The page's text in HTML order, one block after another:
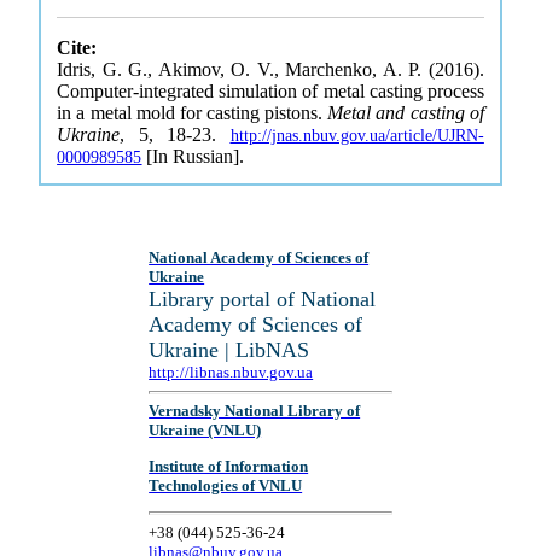
Cite:
Idris, G. G., Akimov, O. V., Marchenko, A. P. (2016).
Computer-integrated simulation of metal casting process
in a metal mold for casting pistons. Metal and casting of
Ukraine, 5, 18-23. http://jnas.nbuv.gov.ua/article/UJRN-
0000989585 [In Russian].
National Academy of Sciences of
Ukraine
Library portal of National
Academy of Sciences of
Ukraine | LibNAS
http://libnas.nbuv.gov.ua
Vernadsky National Library of
Ukraine (VNLU)
Institute of Information
Technologies of VNLU
+38 (044) 525-36-24
libnas@nbuv.gov.ua